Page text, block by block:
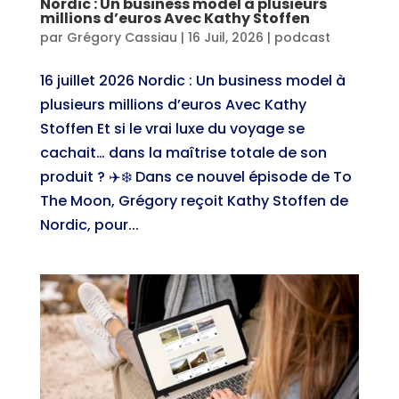
millions d’euros Avec Kathy Stoffen
par Grégory Cassiau | 16 Juil, 2026 | podcast
16 juillet 2026 Nordic : Un business model à
plusieurs millions d’euros Avec Kathy
Stoffen Et si le vrai luxe du voyage se
cachait… dans la maîtrise totale de son
produit ? ✈️❄️ Dans ce nouvel épisode de To
The Moon, Grégory reçoit Kathy Stoffen de
Nordic, pour...